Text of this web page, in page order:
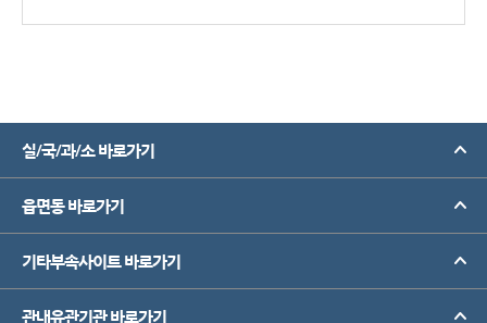
실/국/과/소 바로가기
읍면동 바로가기
기타부속사이트 바로가기
관내유관기관 바로가기